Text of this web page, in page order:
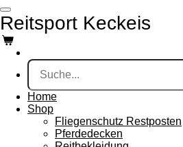
Zum
Hauptinhalt
springen
Reitsport Keckeis
Home
Shop
Fliegenschutz Restposten
Pferdedecken